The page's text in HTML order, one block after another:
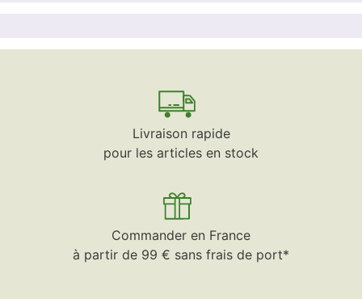
Livraison rapide
pour les articles en stock
Commander en France
à partir de 99 € sans frais de port*